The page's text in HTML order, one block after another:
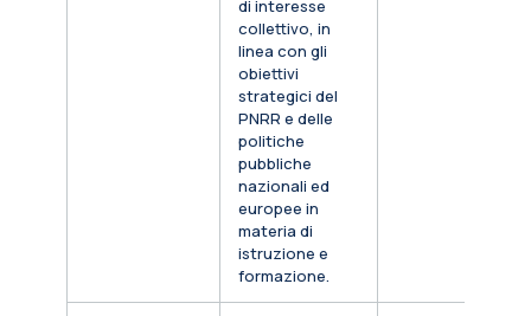
di interesse
collettivo, in
linea con gli
obiettivi
strategici del
PNRR e delle
politiche
pubbliche
nazionali ed
europee in
materia di
istruzione e
formazione.